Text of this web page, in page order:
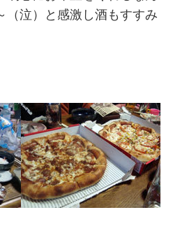
（泣）と感激し酒もすすみ